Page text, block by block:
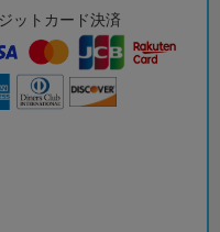
ットカード決済